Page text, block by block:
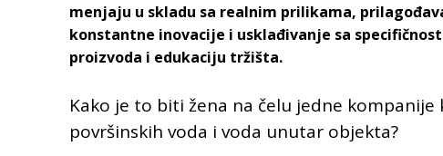
menjaju u skladu sa realnim prilikama,
konstantne inovacije i usklađivanje sa
proizvoda i edukaciju tržišta.
Kako je to biti žena na čelu jedne
površinskih voda i voda unutar objekta?